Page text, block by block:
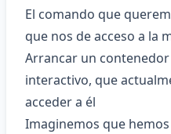
El comando que
que nos de acceso a la
Arrancar un
interactivo, que
acceder a él
Imaginemos que